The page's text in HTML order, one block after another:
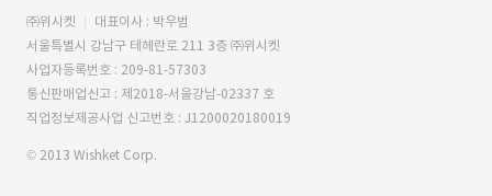
㈜위시켓
대표이사 : 박우범
서울특별시 강남구 테헤란로 211 3층 ㈜위시켓
사업자등록번호 : 209-81-57303
통신판매업신고 : 제2018-서울강남-02337 호
직업정보제공사업 신고번호 : J1200020180019
© 2013 Wishket Corp.